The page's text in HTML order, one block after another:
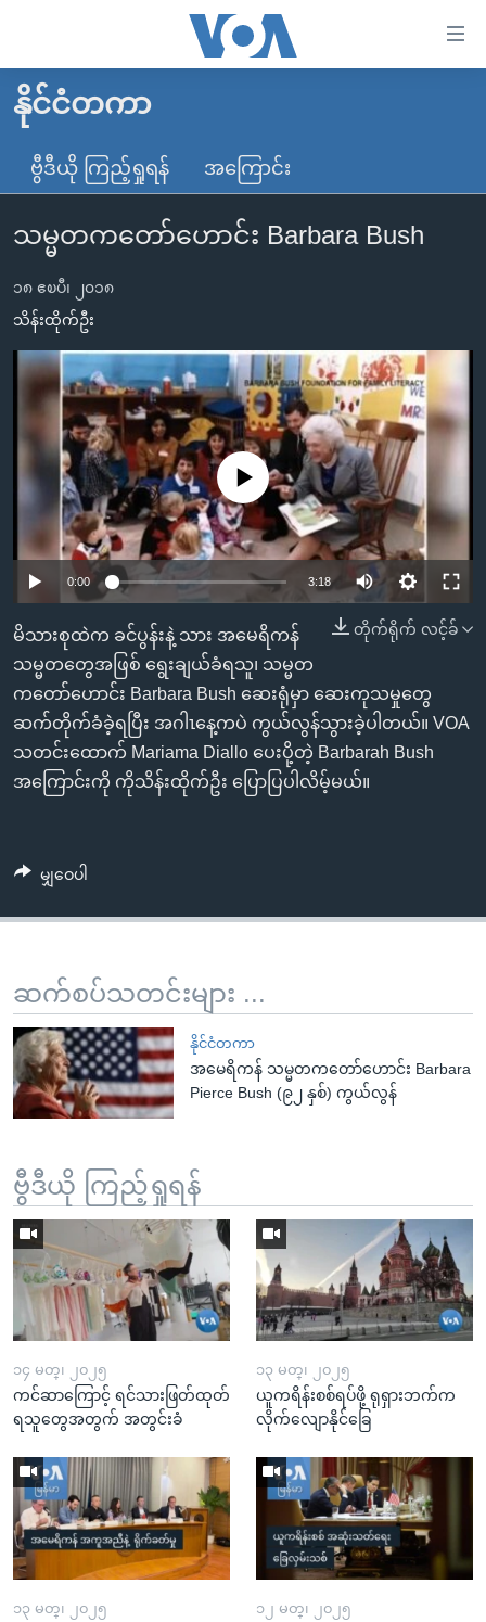
လွယ်ကူ
စေ
သည့်
များ
ပင်မ
အကြောင်းအရာ
ကျော်
စာမျက်နှာ
ကျော်
ကြည့်
ရန်
ရှာဖွေ
ရန်
နေရာ
သို့
မူလစာမျက်နှာ
မြန်မာ
ကမ္ဘာ့သတင်းများ
နိုင်ငံတကာ
တရုတ်
အစ္စရေး-ပါလက်စတိုင်း
ဗွီဒီယို
ရပ်ဝန်းတခု လမ်းတခု အလွန်
အင်္ဂလိပ်စာလေ့လာမယ်
အမေရိကန်သုံးအီဒီယံ
မကြေးမုံရဲ့ အင်္ဂလိပ်စာ
ရုပ်ရှင်ထဲက အင်္ဂလိပ်စာ
သုတပဒေသာ အင်္ဂလိပ်စာ
အပတ်စဉ်ကဏ္ဍများ
ရေဒီယို
တီဗွီ
ရေဒီယိုနှင့်ရုပ်သံ အချက်အလက်များ
ရေဒီယို/တီဗွီအစီအစဉ်
Learning English
ဗွီအိုအေ လူမှုကွန်ယက်များ
ဘာသာစကားများ
နိုင်ငံတကာ
ဗွီဒီယို ကြည့်ရှုရန် အကြောင်း
သမ္မတကတော်ဟောင်း Barbara Bush
၁၈ ဧၿပီ၊ ၂၀၁၈
သိန်းထိုက်ဦး
No media source currently available
0:00 3:18
တိုက်ရိုက် လင့်ခ်
မိသားစုထဲက ခင်ပွန်းနဲ့ သား အမေရိကန်
သမ္မတတွေအဖြစ် ရွေးချယ်ခံရသူ၊ သမ္မတ
ကတော်ဟောင်း Barbara Bush ဆေးရုံမှာ ဆေးကုသမှုတွေ
ဆက်တိုက်ခံခဲ့ရပြီး အဂါၤနေ့ကပဲ ကွယ်လွန်သွားခဲ့ပါတယ်။ VOA
သတင်းထောက် Mariama Diallo ပေးပို့တဲ့ Barbarah Bush
အကြောင်းကို ကိုသိန်းထိုက်ဦး ပြောပြပါလိမ့်မယ်။
မျှဝေပါ
ဆက်စပ်သတင်းများ ...
နိုင်ငံတကာ
အမေရိကန် သမ္မတကတော်ဟောင်း Barbara
Pierce Bush (၉၂ နှစ်) ကွယ်လွန်
ဗွီဒီယို ကြည့်ရှုရန်
၁၄ မတ္၊ ၂၀၂၅
ကင်ဆာကြောင့် ရင်သားဖြတ်ထုတ်
ရသူတွေအတွက် အတွင်းခံ
၁၃ မတ္၊ ၂၀၂၅
ယူကရိန်းစစ်ရပ်ဖို့ ရုရှားဘက်က
လိုက်လျောနိုင်ခြေ
၁၃ မတ္၊ ၂၀၂၅ ၁၂ မတ္၊ ၂၀၂၅